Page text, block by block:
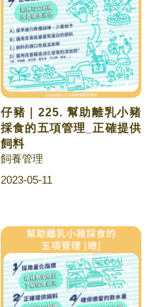
仔豬｜225. 幫助離乳小豬
採食的五項管理_正確提供
飼料
飼養管理
2023-05-11